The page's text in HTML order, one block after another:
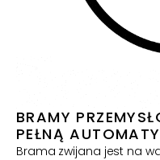
BRAMY
PEŁNĄ
Brama zwijana jest na